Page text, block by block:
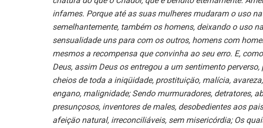
infames. Porque até as suas mulheres mudaram o uso
semelhantemente, também os homens, deixando o uso
sensualidade uns para com os outros, homens com
mesmos a recompensa que convinha ao seu erro. E,
Deus, assim Deus os entregou a um sentimento
cheios de toda a iniqüidade, prostituiçäo, malícia,
engano, malignidade; Sendo murmuradores, detratores,
presunçosos, inventores de males, desobedientes aos
afeiçäo natural, irreconciliáveis, sem misericórdia; Os